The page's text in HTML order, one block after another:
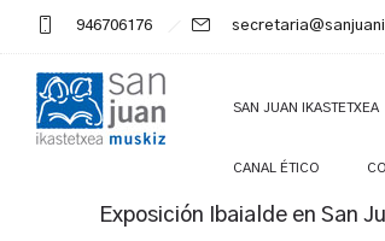
946706176
SAN JUAN IKASTETXEA
CANAL ÉTICO
Exposición Ibaialde en San